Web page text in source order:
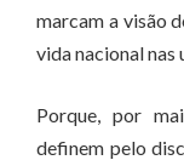
marcam a visão
vida nacional nas
Porque, por
definem pelo